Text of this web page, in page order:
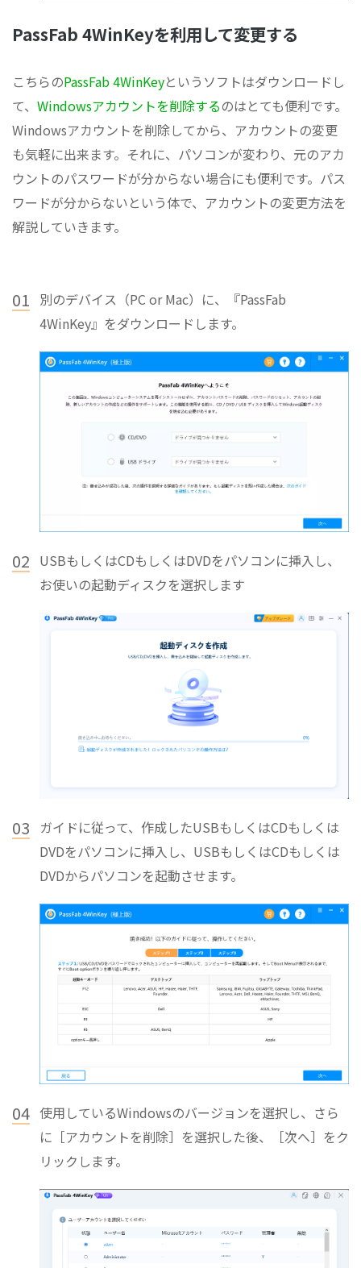
PassFab 4WinKeyを利用して変更する
こちらのPassFab 4WinKeyというソフトはダウンロードし
て、 Windowsアカウントを削除するのはとても便利です。
Windowsアカウントを削除してから、アカウントの変更
も気軽に出来ます。それに、パソコンが変わり、元のアカ
ウントのパスワードが分からない場合にも便利です。パス
ワードが分からないという体で、アカウントの変更方法を
解説していきます。
01 別のデバイス（PC or Mac）に、『PassFab
4WinKey』をダウンロードします。
02 USBもしくはCDもしくはDVDをパソコンに挿入し、
お使いの起動ディスクを選択します
03
ガイドに従って、作成したUSBもしくはCDもしくは
DVDをパソコンに挿入し、USBもしくはCDもしくは
DVDからパソコンを起動させます。
04 使用しているWindowsのバージョンを選択し、さら
に［アカウントを削除］を選択した後、［次へ］をク
リックします。